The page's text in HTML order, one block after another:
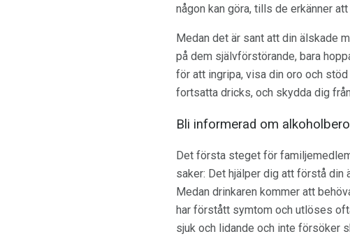
någon kan göra, tills de erkänner
Medan det är sant att din älskade
på dem självförstörande, bara
för att ingripa, visa din oro och
fortsatta dricks, och skydda dig
Bli informerad om
Det första steget för
saker: Det hjälper dig att förstå din
Medan drinkaren kommer att
har förstått symtom och utlöses
sjuk och lidande och inte försöker